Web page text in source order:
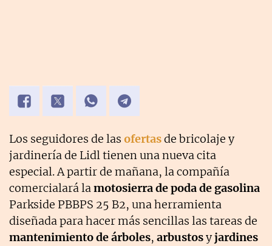
Los seguidores de las ofertasde bricolaje y
jardinería de Lidl tienen una nueva cita
especial. A partir de mañana, la compañía
comercialará lamotosierra de poda de gasolina
Parkside PBBPS 25 B2, una herramienta
diseñada para hacer más sencillas las tareas de
mantenimiento de árboles, arbustosyjardines